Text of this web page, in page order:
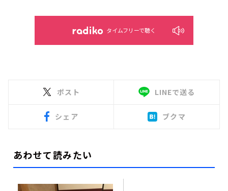
タイムフリーで聴く
ポスト LINEで送る
シェア ブクマ
あわせて読みたい